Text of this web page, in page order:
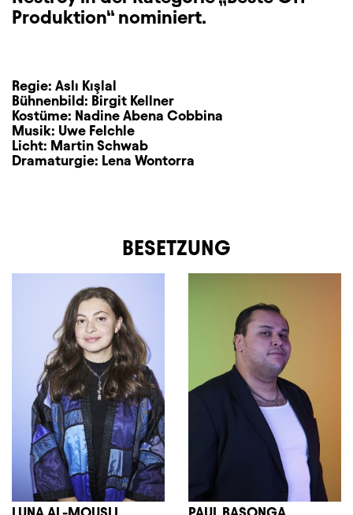
Produktion“ nominiert.
Regie: Aslı Kışlal
Bühnenbild: Birgit Kellner
Kostüme: Nadine Abena Cobbina
Musik: Uwe Felchle
Licht: Martin Schwab
Dramaturgie: Lena Wontorra
BESETZUNG